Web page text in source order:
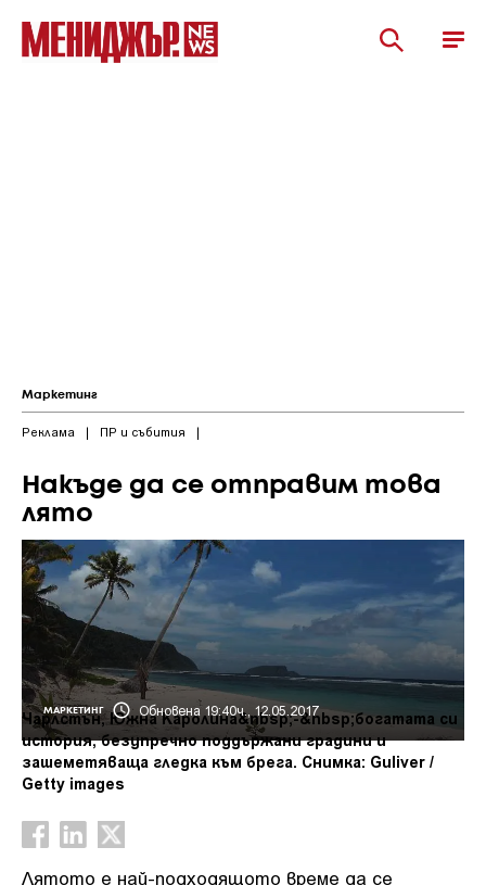
Маркетинг
Реклама | ПР и събития |
Накъде да се отправим това
лято
МАРКЕТИНГ Обновена 19:40ч., 12.05.2017
Чарлстън, Южна Каролина&nbsp;-&nbsp;богатата си
история, безупречно поддържани градини и
зашеметяваща гледка към брега. Снимка: Guliver /
Getty images
Лятото е най-подходящото време да се